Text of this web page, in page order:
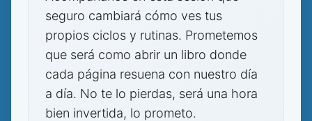
seguro cambiará cómo ves tus
propios ciclos y rutinas. Prometemos
que será como abrir un libro donde
cada página resuena con nuestro día
a día. No te lo pierdas, será una hora
bien invertida, lo prometo.